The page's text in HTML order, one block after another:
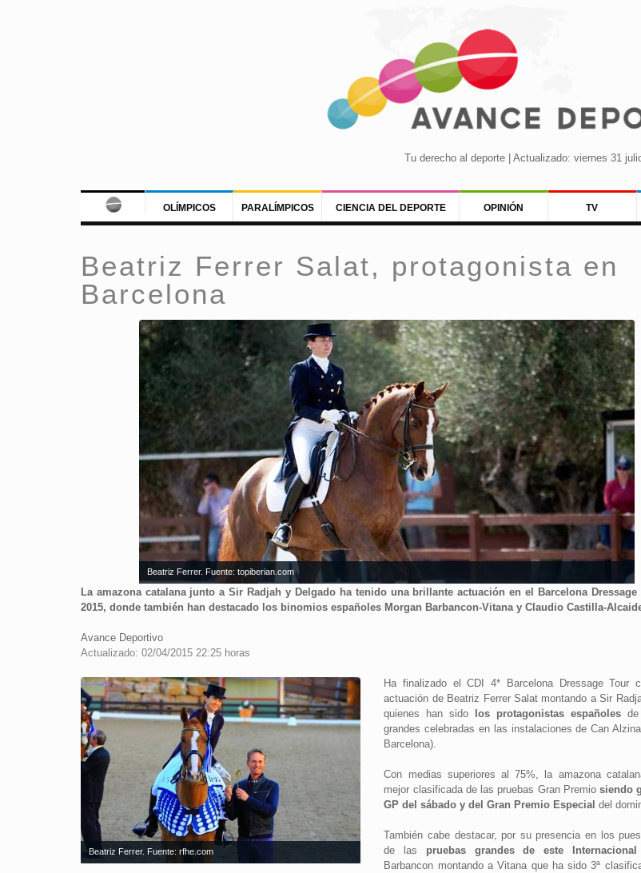
Tu derecho al deporte | Actualizado: viernes 31
OLÍMPICOS PARALÍMPICOS CIENCIA DEL DEPORTE OPINIÓN TV
Beatriz Ferrer Salat, protagonista en
Barcelona
Beatriz Ferrer. Fuente: topiberian.com
La amazona catalana junto a Sir Radjah y Delgado ha tenido una brillante actuación en el Barcelona Dressage
2015, donde también han destacado los binomios españoles Morgan Barbancon-Vitana y Claudio Castilla-
Avance Deportivo
Actualizado: 02/04/2015 22:25 horas
Beatriz Ferrer. Fuente: rfhe.com
Ha finalizado el CDI 4* Barcelona Dressage Tour
actuación de Beatriz Ferrer Salat montando a Sir
quienes han sido
los protagonistas españolesde
grandes celebradas en las instalaciones de Can
Barcelona).
Con medias superiores al 75%, la amazona
mejor clasificada de las pruebas Gran Premiosiendo
GP del sábado y del Gran Premio Especialdel
También cabe destacar, por su presencia en los
de las pruebas grandes de este
Barbancon montando a Vitana que ha sido 3ª